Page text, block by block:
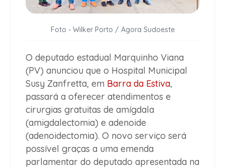
Foto - Wilker Porto / Agora Sudoeste
O deputado estadual Marquinho Viana
(PV) anunciou que o Hospital Municipal
Susy Zanfretta, em Barra da Estiva,
passará a oferecer atendimentos e
cirurgias gratuitas de amígdala
(amigdalectomia) e adenoide
(adenoidectomia). O novo serviço será
possível graças a uma emenda
parlamentar do deputado apresentada na